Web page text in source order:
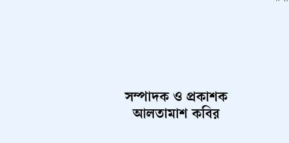
সম্পাদক ও প্রকাশক
আলতামাশ কবির